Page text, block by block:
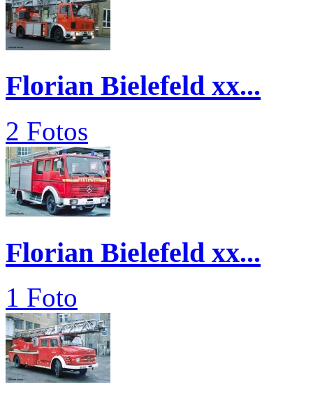
Florian Bielefeld xx...
2 Fotos
Florian Bielefeld xx...
1 Foto